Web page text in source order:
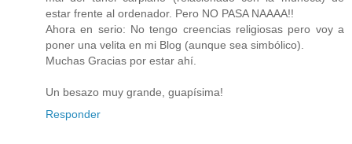
estar frente al ordenador. Pero NO PASA NAAAA!!
Ahora en serio: No tengo creencias religiosas pero voy a
poner una velita en mi Blog (aunque sea simbólico).
Muchas Gracias por estar ahí.
Un besazo muy grande, guapísima!
Responder